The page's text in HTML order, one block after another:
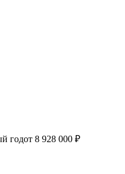
годот 8 928 000 ₽